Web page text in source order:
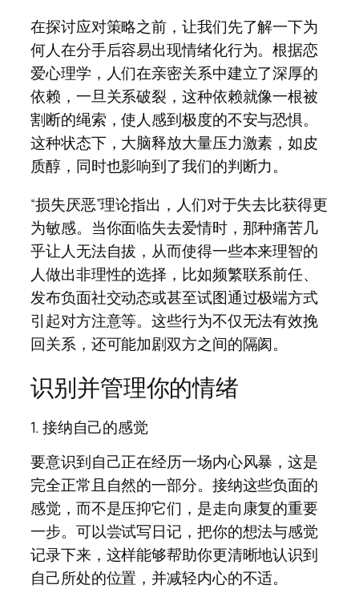
在探讨应对策略之前，让我们先了解一下为
何人在分手后容易出现情绪化行为。根据恋
爱心理学，人们在亲密关系中建立了深厚的
依赖，一旦关系破裂，这种依赖就像一根被
割断的绳索，使人感到极度的不安与恐惧。
这种状态下，大脑释放大量压力激素，如皮
质醇，同时也影响到了我们的判断力。
“损失厌恶”理论指出，人们对于失去比获得更
为敏感。当你面临失去爱情时，那种痛苦几
乎让人无法自拔，从而使得一些本来理智的
人做出非理性的选择，比如频繁联系前任、
发布负面社交动态或甚至试图通过极端方式
引起对方注意等。这些行为不仅无法有效挽
回关系，还可能加剧双方之间的隔阂。
识别并管理你的情绪
1. 接纳自己的感觉
要意识到自己正在经历一场内心风暴，这是
完全正常且自然的一部分。接纳这些负面的
感觉，而不是压抑它们，是走向康复的重要
一步。可以尝试写日记，把你的想法与感觉
记录下来，这样能够帮助你更清晰地认识到
自己所处的位置，并减轻内心的不适。